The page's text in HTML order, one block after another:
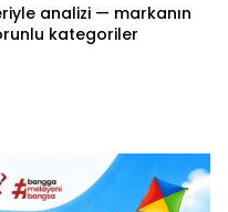
analizi — markanın
kategoriler